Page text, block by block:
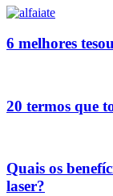
6 melhores
20 termos que
Quais os
laser?